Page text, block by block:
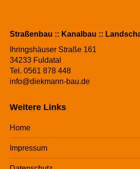
Straßenbau :: Kanalbau ::
Ihringshäuser Straße 161
34233 Fuldatal
Tel. 0561 878 448
info@diekmann-bau.de
Weitere Links
Home
Impressum